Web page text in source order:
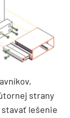
strany
stavať lešenie